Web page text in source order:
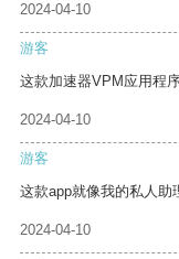
2024-04-10
游客
这款加速器VPM应用程
2024-04-10
游客
这款app就像我的私人助
2024-04-10